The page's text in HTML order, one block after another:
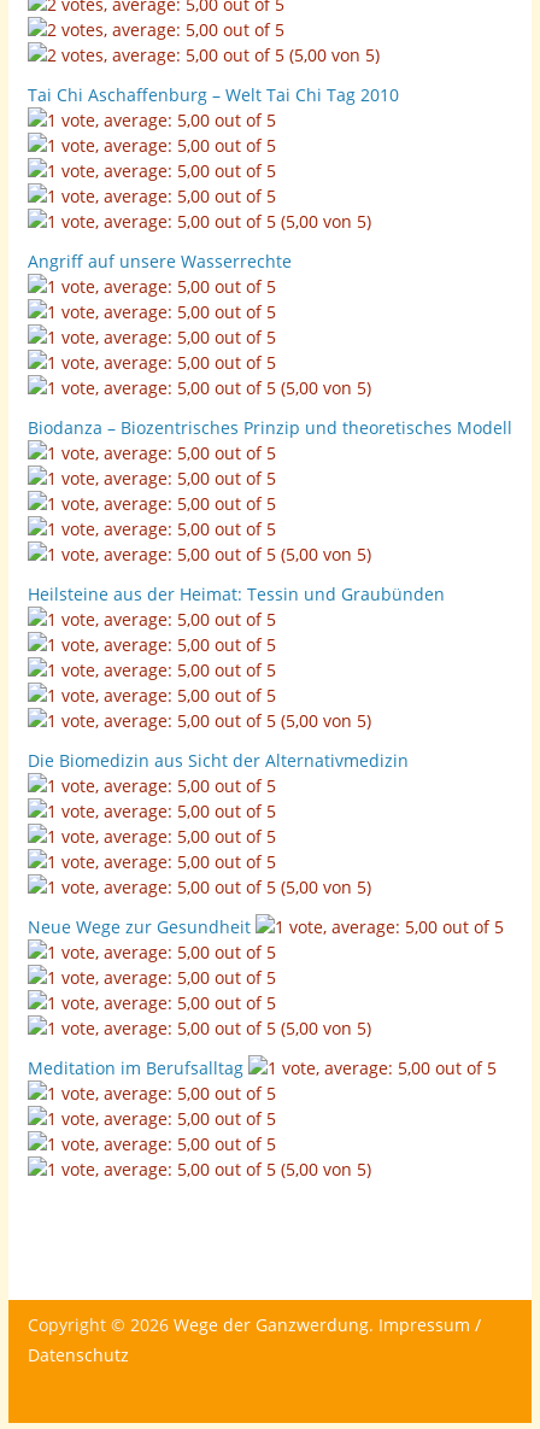
(5,00 von 5)
Tai Chi Aschaffenburg – Welt Tai Chi Tag 2010
(5,00 von 5)
Angriff auf unsere Wasserrechte
(5,00 von 5)
Biodanza – Biozentrisches Prinzip und theoretisches Modell
(5,00 von 5)
Heilsteine aus der Heimat: Tessin und Graubünden
(5,00 von 5)
Die Biomedizin aus Sicht der Alternativmedizin
(5,00 von 5)
Neue Wege zur Gesundheit
(5,00 von 5)
Meditation im Berufsalltag
(5,00 von 5)
Copyright © 2026 Wege der Ganzwerdung. Impressum /
Datenschutz